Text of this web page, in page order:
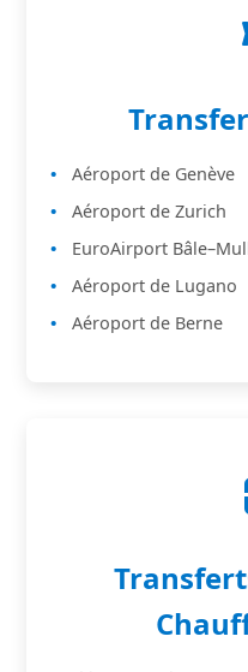
Aéroport de Genève
Aéroport de Zurich
EuroAirport
Aéroport de Lugano
Aéroport de Berne